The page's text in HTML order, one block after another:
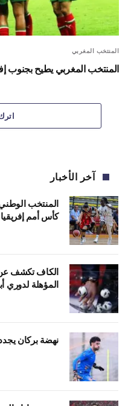
المنتخب المغربي
المنتخب المغربي يطيح بجنوب
آخر الأخبار
المنتخب الوطني
كأس أمم إفريقيا
الكاف تكشف
المؤهلة لدوري
نهضة بركان